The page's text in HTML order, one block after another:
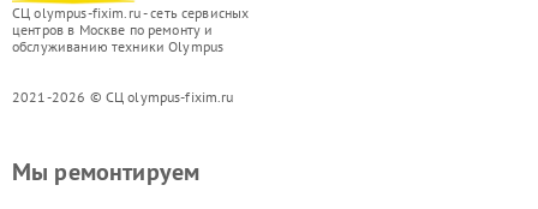
СЦ olympus-fixim.ru - сеть сервисных
центров в Москве по ремонту и
обслуживанию техники Olympus
2021-2026 © СЦ olympus-fixim.ru
Мы ремонтируем